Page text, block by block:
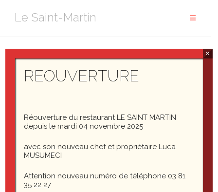
Le Saint-Martin
IMG_3658
IMG_3658
REOUVERTURE
Réouverture du restaurant LE SAINT MARTIN
depuis le mardi 04 novembre 2025
avec son nouveau chef et propriétaire Luca
MUSUMECI
Attention nouveau numéro de téléphone 03 81
35 22 27
×